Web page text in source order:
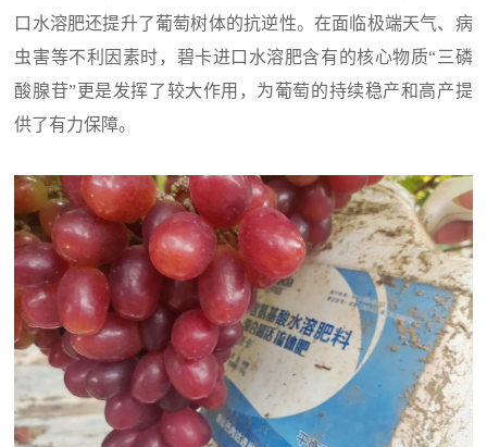
口水溶肥还提升了葡萄树体的抗逆性。在面临极端天气、病
虫害等不利因素时，碧卡进口水溶肥含有的核心物质“三磷
酸腺苷”更是发挥了较大作用，为葡萄的持续稳产和高产提
供了有力保障。